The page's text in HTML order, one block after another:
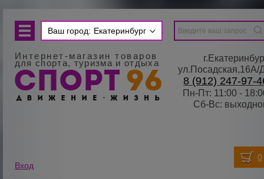
Ваш город: Екатеринбург
Интернет-магазин товаров
для спорта, туризма и отдыха
8 (912) 247-97-
Пн-Пт: 11:00 -
Сб-Вс:
Вход